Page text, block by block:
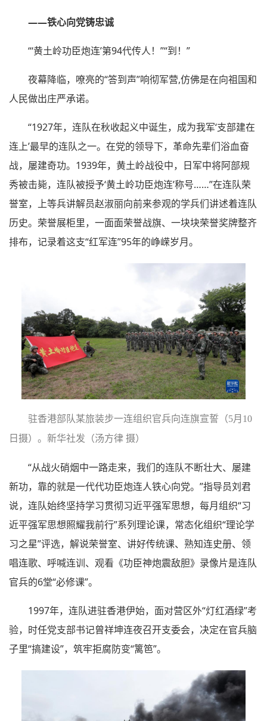
——铁心向党铸忠诚
“‘黄土岭功臣炮连’第94代传人！”“到！”
夜幕降临，嘹亮的“答到声”响彻军营,仿佛是在向祖国和
人民做出庄严承诺。
“1927年，连队在秋收起义中诞生，成为我军‘支部建在
连上’最早的连队之一。在党的领导下，革命先辈们浴血奋
战，屡建奇功。1939年，黄土岭战役中，日军中将阿部规
秀被击毙，连队被授予‘黄土岭功臣炮连’称号……”在连队荣
誉室，上等兵讲解员赵淑丽向前来参观的学兵们讲述着连队
历史。荣誉展柜里，一面面荣誉战旗、一块块荣誉奖牌整齐
排布，记录着这支“红军连”95年的峥嵘岁月。
驻香港部队某旅装步一连组织官兵向连旗宣誓（5月10
日摄）。新华社发（汤方律 摄）
“从战火硝烟中一路走来，我们的连队不断壮大、屡建
新功，靠的就是一代代功臣炮连人铁心向党。”指导员刘君
说，连队始终坚持学习贯彻习近平强军思想，每月组织“习
近平强军思想照耀我前行”系列理论课，常态化组织“理论学
习之星”评选，解说荣誉室、讲好传统课、熟知连史册、领
唱连歌、呼喊连训、观看《功臣神炮震敌胆》录像片是连队
官兵的6堂“必修课”。
1997年，连队进驻香港伊始，面对营区外“灯红酒绿”考
验，时任党支部书记曾祥坤连夜召开支委会，决定在官兵脑
子里“搞建设”，筑牢拒腐防变“篱笆”。